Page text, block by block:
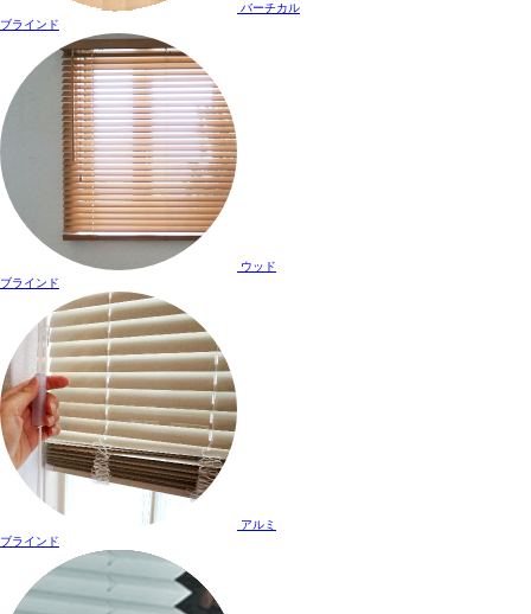
バーチカル
ブラインド
ウッド
ブラインド
アルミ
ブラインド